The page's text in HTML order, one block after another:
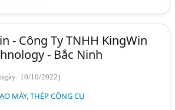
- Công Ty TNHH KingWin
- Bắc Ninh
10/10/2022)
MÁY, THÉP CÔNG CỤ